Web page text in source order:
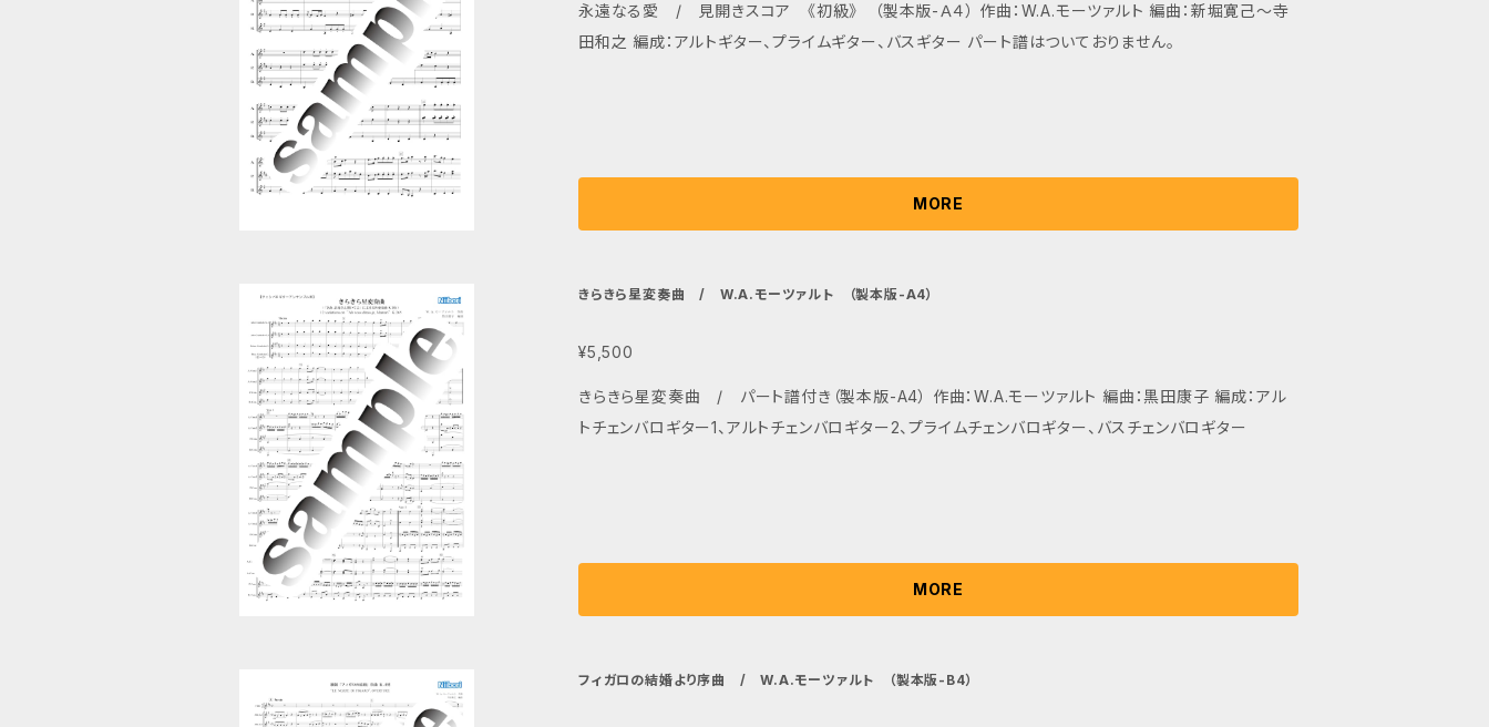
永遠なる愛 / 見開きスコア 《初級》 （製本版-Ａ４） 作曲：W.A.モーツァルト 編曲：新堀寛己〜寺
田和之 編成：アルトギター、プライムギター、バスギター パート譜はついておりません。
MORE
きらきら星変奏曲 / W.A.モーツァルト （製本版-A4）
¥5,500
きらきら星変奏曲 / パート譜付き（製本版-A4） 作曲：W.A.モーツァルト 編曲：黒田康子 編成：アル
トチェンバロギター1、アルトチェンバロギター2、プライムチェンバロギター、バスチェンバロギター
MORE
フィガロの結婚より序曲 / W.A.モーツァルト （製本版-B4）